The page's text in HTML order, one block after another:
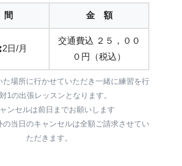
金 額
日/月
交通費込 ２５，００
０円（税込）
た場所に行かせていただき一緒に練習を行
1の出張レッスンとなります。
ンセルは前日までお願いします
当日のキャンセルは全額ご請求させてい
ただきます。